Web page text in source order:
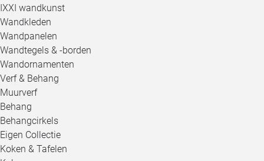
IXXI wandkunst
Wandkleden
Wandpanelen
Wandtegels & -borden
Wandornamenten
Verf & Behang
Muurverf
Behang
Behangcirkels
Eigen Collectie
Koken & Tafelen